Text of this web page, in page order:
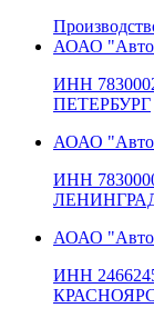
АОАО
ИНН
ПЕТЕРБУРГ
АОАО
ИНН
АОАО
ИНН